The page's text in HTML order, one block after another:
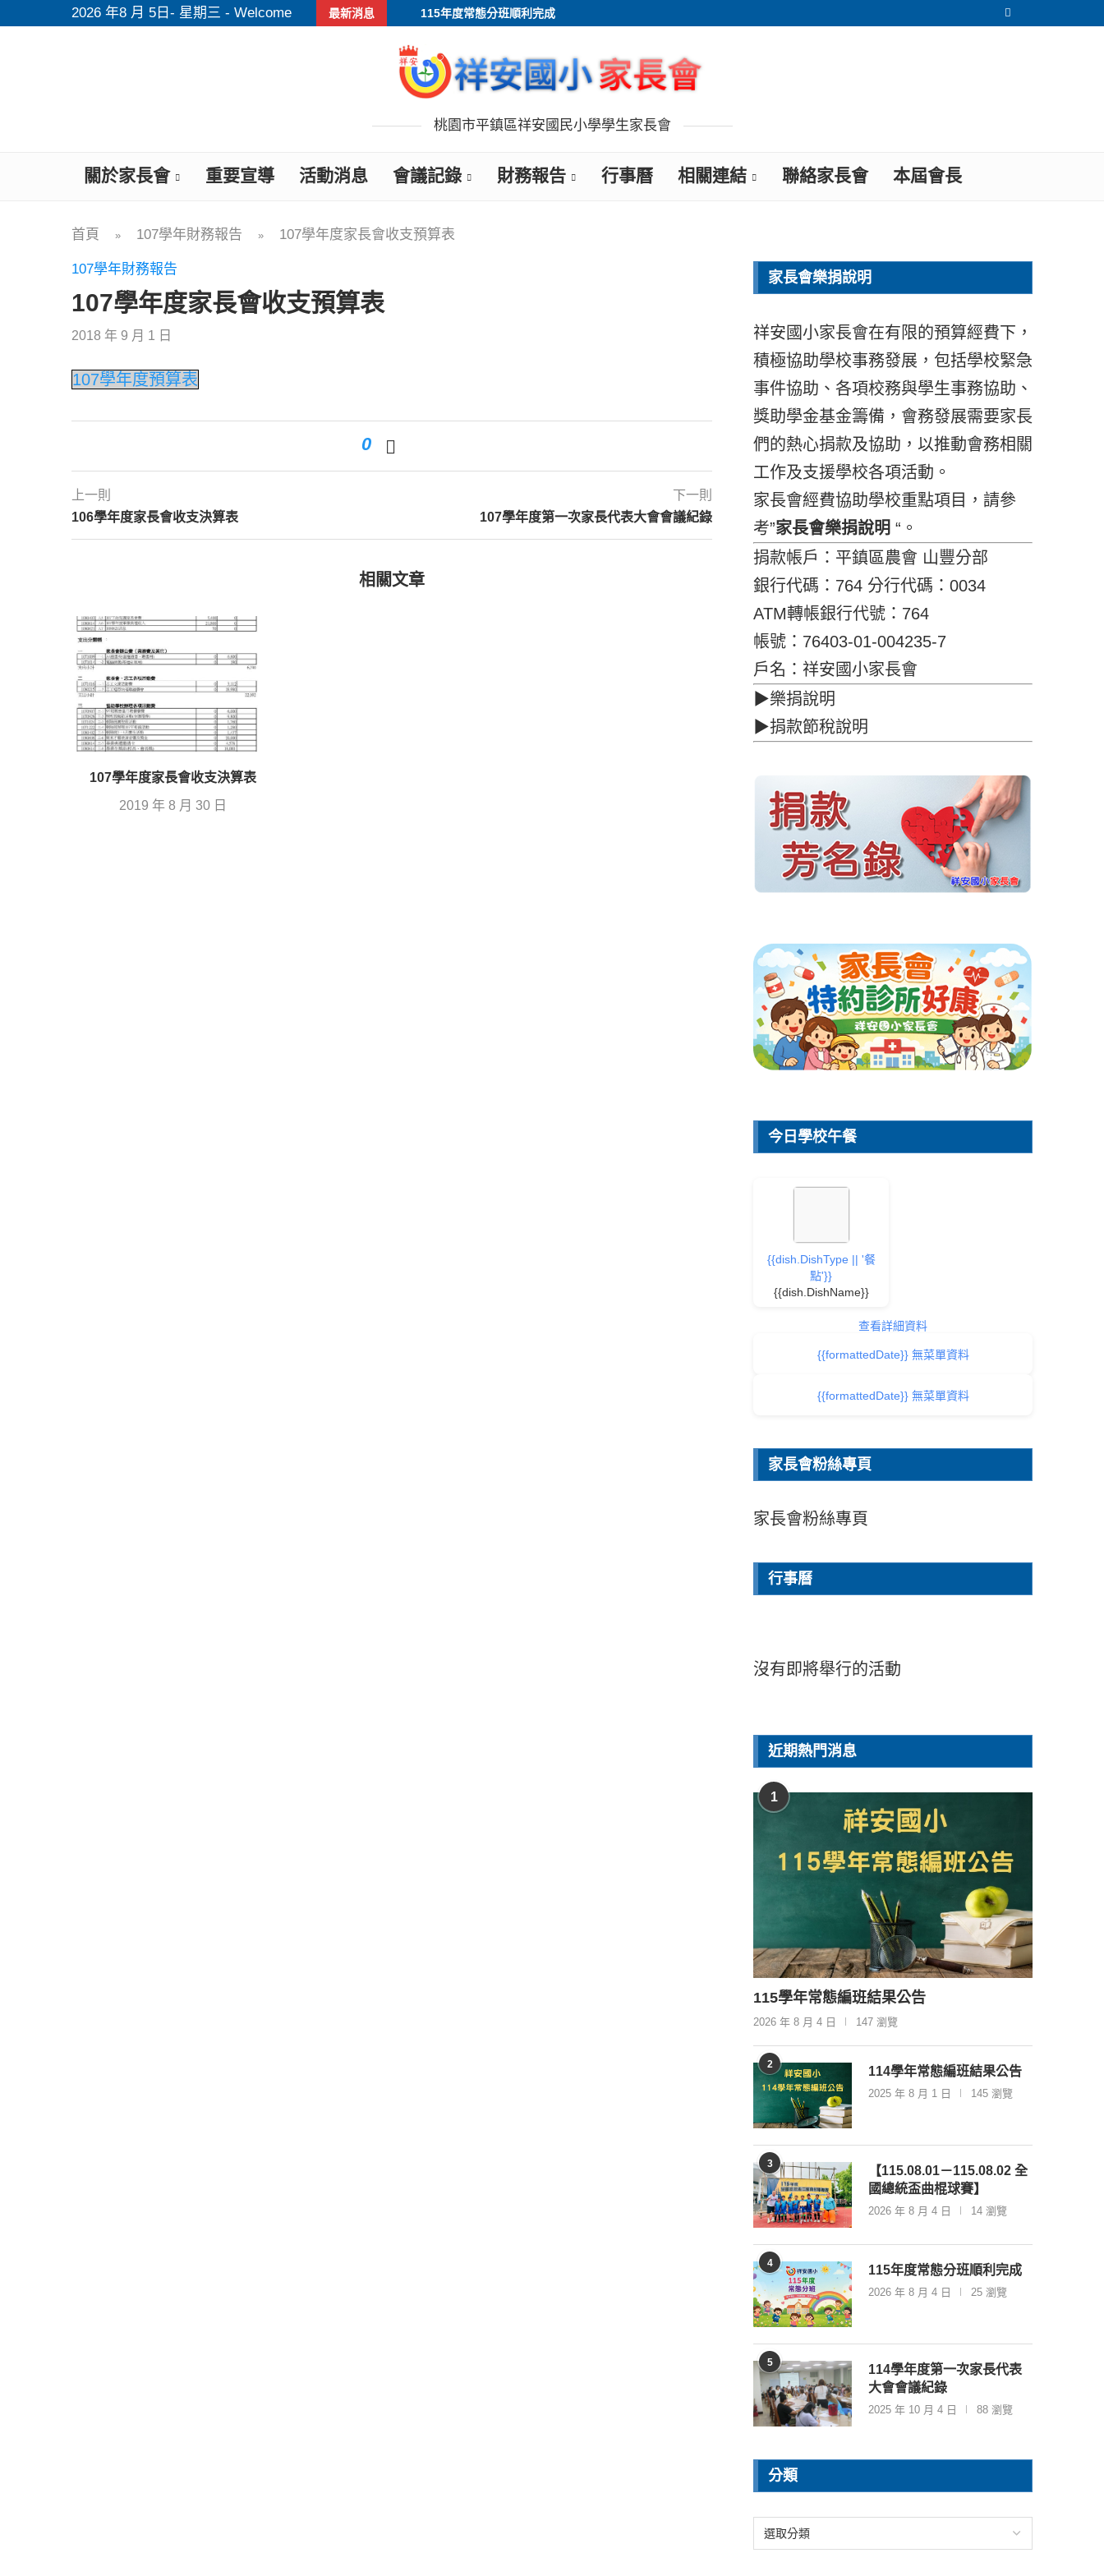
2026 年8 月 5日- 星期三 - Welcome 最新消息 115年度常態分班順利完成
桃園市平鎮區祥安國民小學學生家長會
關於家長會 重要宣導 活動消息 會議記錄 財務報告 行事曆 相關連結 聯絡家長會 本屆會長
首頁 » 107學年財務報告 » 107學年度家長會收支預算表
107學年財務報告
107學年度家長會收支預算表
2018 年 9 月 1 日
107學年度預算表
0
上一則
106學年度家長會收支決算表
下一則
107學年度第一次家長代表大會會議紀錄
相關文章
107學年度家長會收支決算表
2019 年 8 月 30 日
家長會樂捐說明
祥安國小家長會在有限的預算經費下，
積極協助學校事務發展，包括學校緊急
事件協助、各項校務與學生事務協助、
獎助學金基金籌備，會務發展需要家長
們的熱心捐款及協助，以推動會務相關
工作及支援學校各項活動。
家長會經費協助學校重點項目，請參
考”家長會樂捐說明 “。
捐款帳戶：平鎮區農會 山豐分部
銀行代碼：764 分行代碼：0034
ATM轉帳銀行代號：764
帳號：76403-01-004235-7
戶名：祥安國小家長會
▶樂捐說明
▶捐款節稅說明
今日學校午餐
{{dish.DishType || '餐
點'}}
{{dish.DishName}}
查看詳細資料
{{formattedDate}} 無菜單資料
{{formattedDate}} 無菜單資料
家長會粉絲專頁
家長會粉絲專頁
行事曆
沒有即將舉行的活動
近期熱門消息
1
115學年常態編班結果公告
2026 年 8 月 4 日 147 瀏覽
2
114學年常態編班結果公告
2025 年 8 月 1 日 145 瀏覽
3
【115.08.01－115.08.02 全
國總統盃曲棍球賽】
2026 年 8 月 4 日 14 瀏覽
4
115年度常態分班順利完成
2026 年 8 月 4 日 25 瀏覽
5
114學年度第一次家長代表
大會會議紀錄
2025 年 10 月 4 日 88 瀏覽
分類